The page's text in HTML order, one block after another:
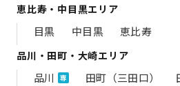
恵比寿・中目黒エリア
目黒 中目黒 恵比寿
品川・田町・大崎エリア
品川 専 田町（三田口）